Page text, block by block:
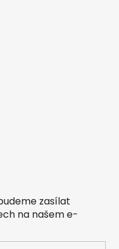
zasílat
na našem e-